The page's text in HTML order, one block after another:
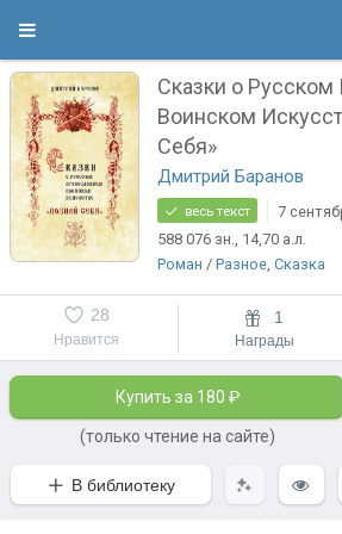
Сказки о
Воинском
Себя»
Дмитрий Баранов
весь текст
7
588 076 зн., 14,70 а.л.
Роман /Разное,Сказка
Нравится
28 1
Награды
Купить за 180 ₽
(только чтение на сайте)
В библиотеку